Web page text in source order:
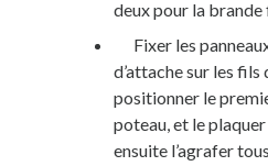
deux pour la brande
Fixer les
d’attachesur les fils
positionner le
poteau, et le
ensuite l’agrafer